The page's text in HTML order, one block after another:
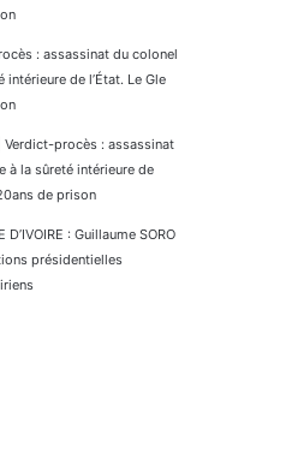
: assassinat du colonel
de l’État. Le Gle
Verdict-procès : assassinat
à la sûreté intérieure de
de prison
D’IVOIRE : Guillaume SORO
présidentielles